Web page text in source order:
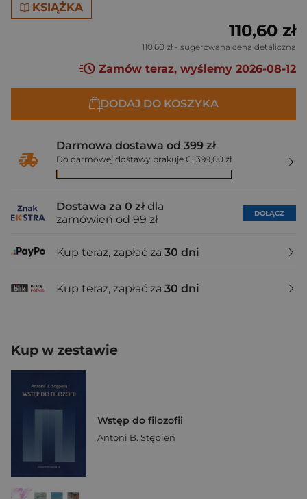
KSIĄŻKA
110,60 zł
110,60 zł - sugerowana cena detaliczna
Zamów teraz, wyślemy 2026-08-12
DODAJ DO KOSZYKA
Darmowa dostawa od 399 zł
Do darmowej dostawy brakuje Ci 399,00 zł
Dostawa za 0 zł dla
zamówień od 99 zł
DOŁĄCZ
Kup teraz, zapłać za 30 dni
Kup teraz, zapłać za 30 dni
Kup w zestawie
Wstęp do filozofii
Antoni B. Stępień